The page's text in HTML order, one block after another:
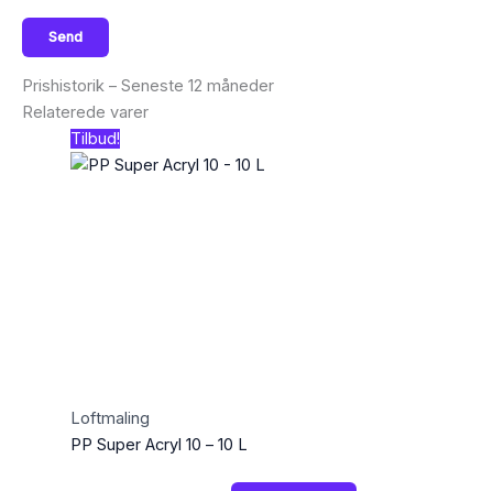
Prishistorik – Seneste 12 måneder
Relaterede varer
Tilbud!
Loftmaling
PP Super Acryl 10 – 10 L